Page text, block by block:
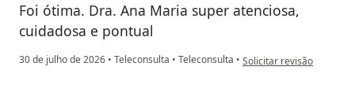
Foi ótima. Dra. Ana Maria super atenciosa,
cuidadosa e pontual
30 de julho de 2026 • Teleconsulta • Teleconsulta • na opinião do utilizador
Solicitar revisão